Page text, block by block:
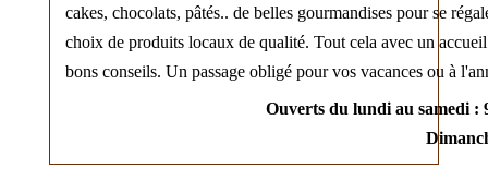
cakes, chocolats, pâtés.. de belles gourmandises pour se
choix de produits locaux de qualité. Tout cela avec un
bons conseils. Un passage obligé pour vos vacances ou à
Ouverts du lundi au samedi :